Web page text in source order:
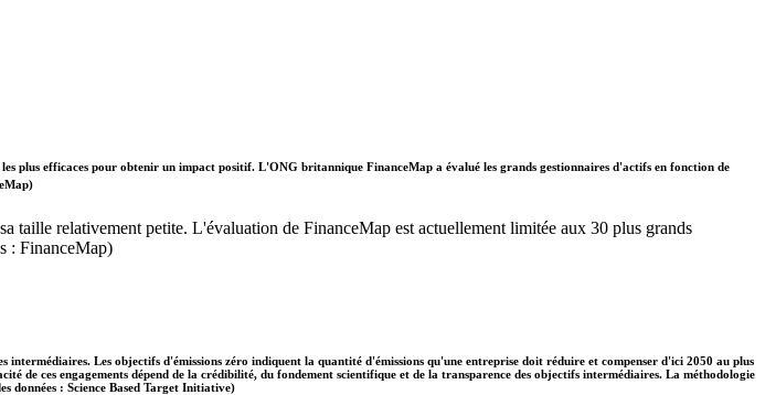
plus efficaces pour obtenir un impact positif. L'ONG britannique FinanceMap a évalué les grands gestionnaires d'actifs en fonction de
taille relativement petite. L'évaluation de FinanceMap est actuellement limitée aux 30 plus grands
: FinanceMap)
Les objectifs d'émissions zéro indiquent la quantité d'émissions qu'une entreprise doit réduire et compenser d'ici 2050 au plus
ces engagements dépend de la crédibilité, du fondement scientifique et de la transparence des objectifs intermédiaires. La méthodologie
données : Science Based Target Initiative)